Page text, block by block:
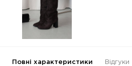
Повні характеристики Відгуки